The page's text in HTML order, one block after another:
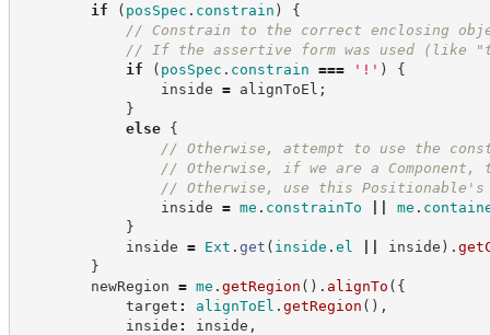
if
( posSpec . constrain )
{
// Constrain to the correct enclosing
// If the assertive form was used
if
( posSpec . constrain === ' ! ' )
{
inside = alignToEl ;
}
else
{
// Otherwise, attempt to use the
// Otherwise, if we are a
// Otherwise, use this Positionable's
inside = me . constrainTo me .
}
inside = Ext . get ( inside . el inside ) .
}
newRegion = me . getRegion ( ) . alignTo ( {
target : alignToEl . getRegion ( ) ,
inside : inside ,